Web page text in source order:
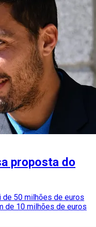
proposta do
50 milhões de euros
de 10 milhões de euros